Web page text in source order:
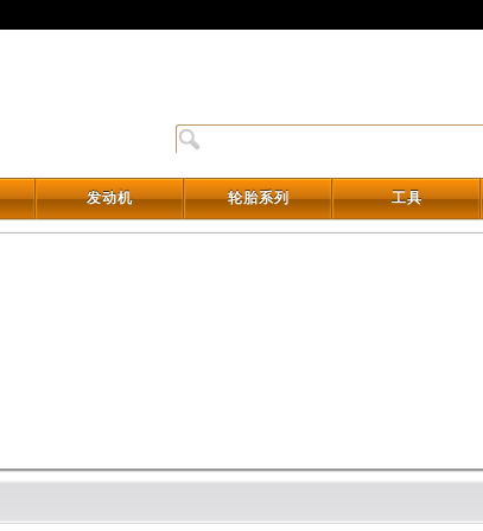
发动机
发动机 轮胎系列
轮胎系列 工具
工具